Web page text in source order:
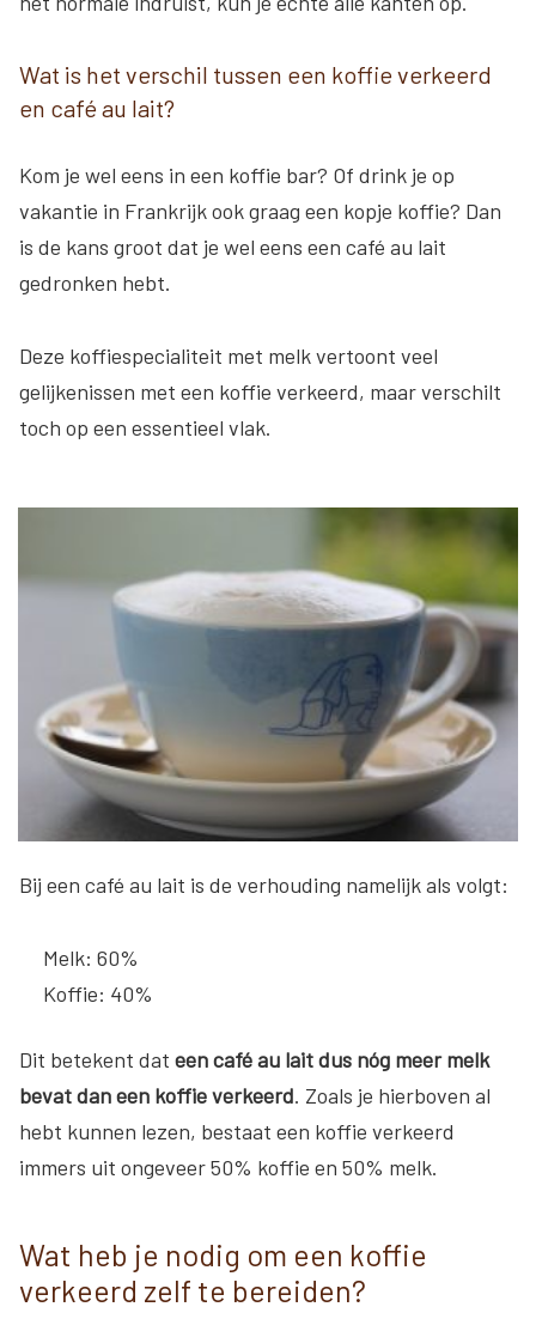
Wat is het verschil tussen een koffie verkeerd
en café au lait?
Kom je wel eens in een koffie bar? Of drink je op
vakantie in Frankrijk ook graag een kopje koffie? Dan
is de kans groot dat je wel eens een café au lait
gedronken hebt.
Deze koffiespecialiteit met melk vertoont veel
gelijkenissen met een koffie verkeerd, maar verschilt
toch op een essentieel vlak.
Bij een café au lait is de verhouding namelijk als volgt:
Melk: 60%
Koffie: 40%
Dit betekent dat een café au lait dus nóg meer melk
bevat dan een koffie verkeerd. Zoals je hierboven al
hebt kunnen lezen, bestaat een koffie verkeerd
immers uit ongeveer 50% koffie en 50% melk.
Wat heb je nodig om een koffie
verkeerd zelf te bereiden?